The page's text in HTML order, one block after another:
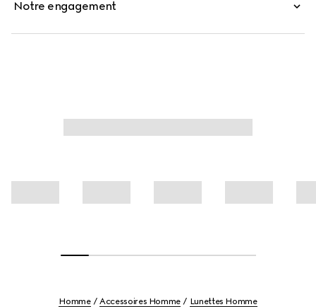
Notre engagement
Homme Accessoires Homme Lunettes Homme